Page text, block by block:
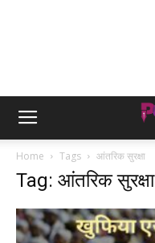
Home Tags आंतरिक सुरक्षा
Tag: आंतरिक सुरक्षा